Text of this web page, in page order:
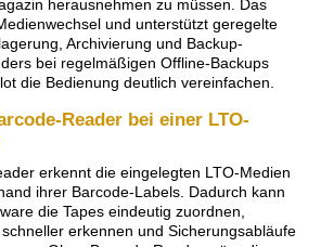
herausnehmen zu müssen. Das
und unterstützt geregelte
Archivierung und Backup-
bei regelmäßigen Offline-Backups
die Bedienung deutlich vereinfachen.
Reader bei einer LTO-
erkennt die eingelegten LTO-Medien
ihrer Barcode-Labels. Dadurch kann
die Tapes eindeutig zuordnen,
erkennen und Sicherungsabläufe